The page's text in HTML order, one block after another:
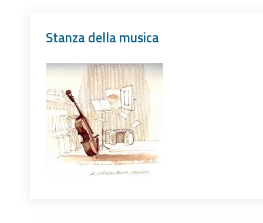
Stanza della musica